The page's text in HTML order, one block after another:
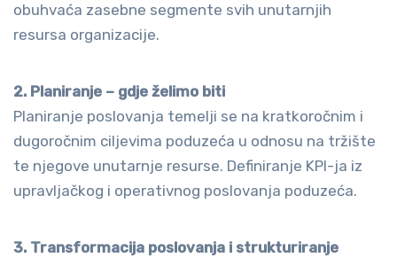
obuhvaća zasebne segmente svih unutarnjih
resursa organizacije.
2. Planiranje – gdje želimo biti
Planiranje poslovanja temelji se na kratkoročnim i
dugoročnim ciljevima poduzeća u odnosu na tržište
te njegove unutarnje resurse. Definiranje KPI-ja iz
upravljačkog i operativnog poslovanja poduzeća.
3. Transformacija poslovanja i strukturiranje